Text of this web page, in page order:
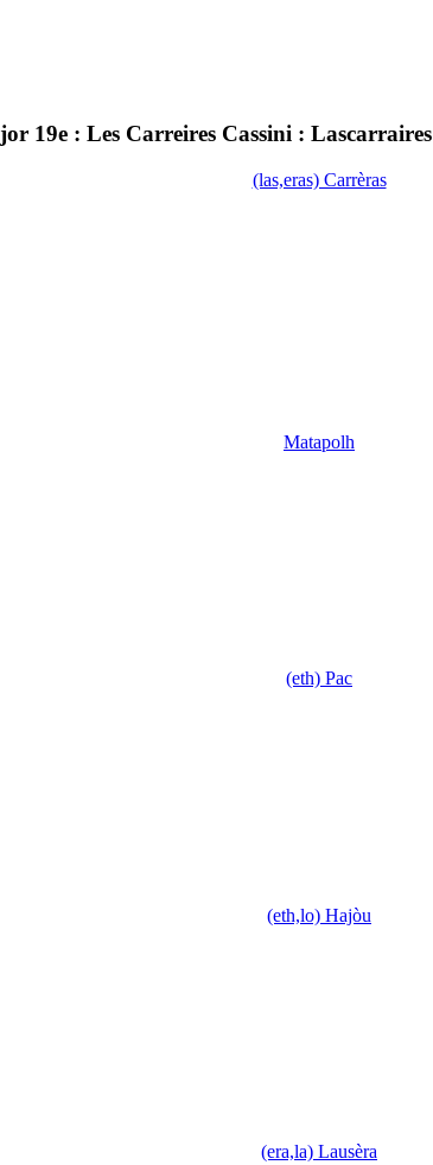
19e : Les Carreires Cassini : Lascarraires
(las,eras) Carrèras
Matapolh
(eth) Pac
(eth,lo) Hajòu
(era,la) Lausèra